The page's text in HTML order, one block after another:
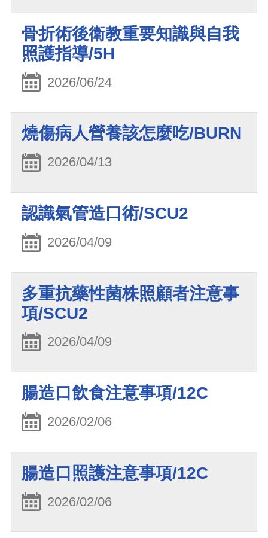
骨折術後衛教重要知識與自我
照護指導/5H
2026/06/24
燒傷病人營養該怎麼吃/BURN
2026/04/13
認識氣管造口術/SCU2
2026/04/09
多重抗藥性菌株照顧者注意事
項/SCU2
2026/04/09
腸造口飲食注意事項/12C
2026/02/06
腸造口照護注意事項/12C
2026/02/06